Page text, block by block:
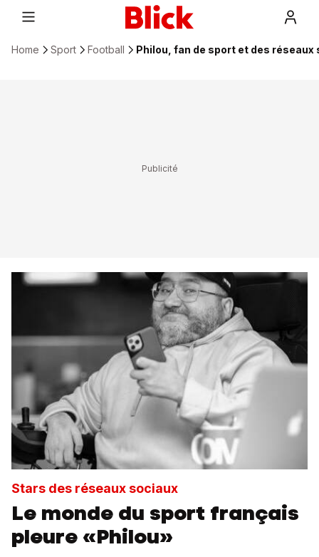
Home Sport Football Philou, fan de sport et des
Stars des réseaux sociaux
Le monde du sport français
pleure «Philou»